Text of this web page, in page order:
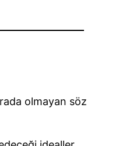
olmayan söz